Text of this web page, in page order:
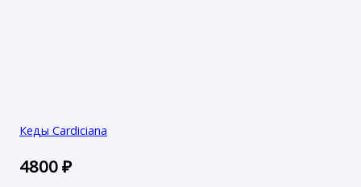
Кеды Cardiciana
4800₽